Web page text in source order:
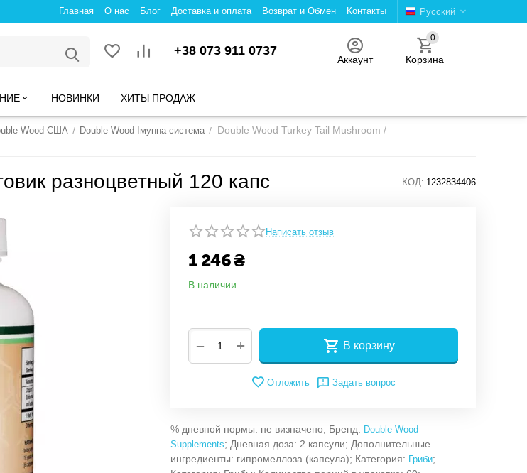
Русский
Главная О нас Блог Доставка и оплата Возврат и Обмен Контакты
+38 073 911 0737
Аккаунт
0
Корзина
НОВИНКИ ХИТЫ ПРОДАЖ
Wood США / Double Wood Імунна система / Double Wood Turkey Tail Mushroom /
разноцветный 120 капс КОД: 1232834406
Написать отзыв
1 246₴
В наличии
+
− В корзину
Отложить Задать вопрос
% дневной нормы: не визначено; Бренд: Double Wood
Supplements; Дневная доза: 2 капсули; Дополнительные
ингредиенты: гипромеллоза (капсула); Категория: Гриби;